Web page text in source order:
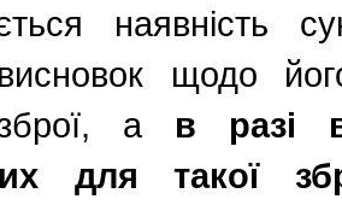
наявність
щодо
а в разі
для такої